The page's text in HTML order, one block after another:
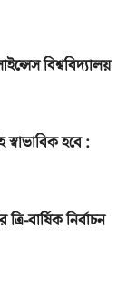
বিশ্ববিদ্যালয়
হবে :
বার্ষিক নির্বাচন